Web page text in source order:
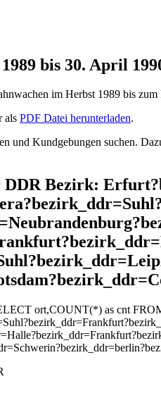
bis 30. April
im Herbst 1989 bis
als PDF Datei herunterladen.
und Kundgebungen suchen.
Bezirk:
ort,COUNT(*) as cnt